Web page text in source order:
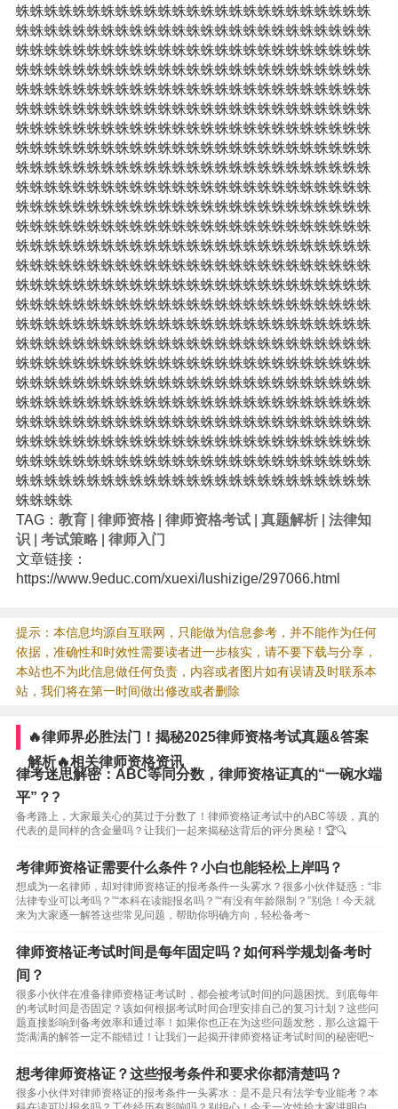
蛛蛛蛛蛛蛛蛛蛛蛛蛛蛛蛛蛛蛛蛛蛛蛛蛛蛛蛛蛛蛛蛛蛛蛛蛛
蛛蛛蛛蛛蛛蛛蛛蛛蛛蛛蛛蛛蛛蛛蛛蛛蛛蛛蛛蛛蛛蛛蛛蛛蛛
蛛蛛蛛蛛蛛蛛蛛蛛蛛蛛蛛蛛蛛蛛蛛蛛蛛蛛蛛蛛蛛蛛蛛蛛蛛
蛛蛛蛛蛛蛛蛛蛛蛛蛛蛛蛛蛛蛛蛛蛛蛛蛛蛛蛛蛛蛛蛛蛛蛛蛛
蛛蛛蛛蛛蛛蛛蛛蛛蛛蛛蛛蛛蛛蛛蛛蛛蛛蛛蛛蛛蛛蛛蛛蛛蛛
蛛蛛蛛蛛蛛蛛蛛蛛蛛蛛蛛蛛蛛蛛蛛蛛蛛蛛蛛蛛蛛蛛蛛蛛蛛
蛛蛛蛛蛛蛛蛛蛛蛛蛛蛛蛛蛛蛛蛛蛛蛛蛛蛛蛛蛛蛛蛛蛛蛛蛛
蛛蛛蛛蛛蛛蛛蛛蛛蛛蛛蛛蛛蛛蛛蛛蛛蛛蛛蛛蛛蛛蛛蛛蛛蛛
蛛蛛蛛蛛蛛蛛蛛蛛蛛蛛蛛蛛蛛蛛蛛蛛蛛蛛蛛蛛蛛蛛蛛蛛蛛
蛛蛛蛛蛛蛛蛛蛛蛛蛛蛛蛛蛛蛛蛛蛛蛛蛛蛛蛛蛛蛛蛛蛛蛛蛛
蛛蛛蛛蛛蛛蛛蛛蛛蛛蛛蛛蛛蛛蛛蛛蛛蛛蛛蛛蛛蛛蛛蛛蛛蛛
蛛蛛蛛蛛蛛蛛蛛蛛蛛蛛蛛蛛蛛蛛蛛蛛蛛蛛蛛蛛蛛蛛蛛蛛蛛
蛛蛛蛛蛛蛛蛛蛛蛛蛛蛛蛛蛛蛛蛛蛛蛛蛛蛛蛛蛛蛛蛛蛛蛛蛛
蛛蛛蛛蛛蛛蛛蛛蛛蛛蛛蛛蛛蛛蛛蛛蛛蛛蛛蛛蛛蛛蛛蛛蛛蛛
蛛蛛蛛蛛蛛蛛蛛蛛蛛蛛蛛蛛蛛蛛蛛蛛蛛蛛蛛蛛蛛蛛蛛蛛蛛
蛛蛛蛛蛛蛛蛛蛛蛛蛛蛛蛛蛛蛛蛛蛛蛛蛛蛛蛛蛛蛛蛛蛛蛛蛛
蛛蛛蛛蛛蛛蛛蛛蛛蛛蛛蛛蛛蛛蛛蛛蛛蛛蛛蛛蛛蛛蛛蛛蛛蛛
蛛蛛蛛蛛蛛蛛蛛蛛蛛蛛蛛蛛蛛蛛蛛蛛蛛蛛蛛蛛蛛蛛蛛蛛蛛
蛛蛛蛛蛛蛛蛛蛛蛛蛛蛛蛛蛛蛛蛛蛛蛛蛛蛛蛛蛛蛛蛛蛛蛛蛛
蛛蛛蛛蛛蛛蛛蛛蛛蛛蛛蛛蛛蛛蛛蛛蛛蛛蛛蛛蛛蛛蛛蛛蛛蛛
蛛蛛蛛蛛蛛蛛蛛蛛蛛蛛蛛蛛蛛蛛蛛蛛蛛蛛蛛蛛蛛蛛蛛蛛蛛
蛛蛛蛛蛛蛛蛛蛛蛛蛛蛛蛛蛛蛛蛛蛛蛛蛛蛛蛛蛛蛛蛛蛛蛛蛛
蛛蛛蛛蛛蛛蛛蛛蛛蛛蛛蛛蛛蛛蛛蛛蛛蛛蛛蛛蛛蛛蛛蛛蛛蛛
蛛蛛蛛蛛蛛蛛蛛蛛蛛蛛蛛蛛蛛蛛蛛蛛蛛蛛蛛蛛蛛蛛蛛蛛蛛
蛛蛛蛛蛛蛛蛛蛛蛛蛛蛛蛛蛛蛛蛛蛛蛛蛛蛛蛛蛛蛛蛛蛛蛛蛛
蛛蛛蛛蛛
TAG： 教育| 律师资格| 律师资格考试| 真题解析| 法律知
识
考试策略| 律师入门
文章链接：
https://www.9educ.com/xuexi/lushizige/297066.html
提示：本信息均源自互联网，只能做为信息参考，并不能作为任何
依据，准确性和时效性需要读者进一步核实，请不要下载与分享，
本站也不为此信息做任何负责，内容或者图片如有误请及时联系本
站，我们将在第一时间做出修改或者删除
🔥律师界必胜法门！揭秘2025律师资格考试真题&答案
解析🔥相关律师资格资讯
律考迷思解密：ABC等同分数，律师资格证真的“一碗水端
平”？?
备考路上，大家最关心的莫过于分数了！律师资格证考试中的ABC等级，真的
代表的是同样的含金量吗？让我们一起来揭秘这背后的评分奥秘！🏆🔍
考律师资格证需要什么条件？小白也能轻松上岸吗？
想成为一名律师，却对律师资格证的报考条件一头雾水？很多小伙伴疑惑：“非
法律专业可以考吗？”“本科在读能报名吗？”“有没有年龄限制？”别急！今天就
来为大家逐一解答这些常见问题，帮助你明确方向，轻松备考~
律师资格证考试时间是每年固定吗？如何科学规划备考时
间？
很多小伙伴在准备律师资格证考试时，都会被考试时间的问题困扰。到底每年
的考试时间是否固定？该如何根据考试时间合理安排自己的复习计划？这些问
题直接影响到备考效率和通过率！如果你也正在为这些问题发愁，那么这篇干
货满满的解答一定不能错过！让我们一起揭开律师资格证考试时间的秘密吧~
想考律师资格证？这些报考条件和要求你都清楚吗？
很多小伙伴对律师资格证的报考条件一头雾水：是不是只有法学专业能考？本